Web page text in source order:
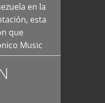
en la
esta
que
Music